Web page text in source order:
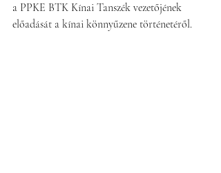
a PPKE BTK Kínai Tanszék vezetőjének
előadását a kínai könnyűzene történetéről.